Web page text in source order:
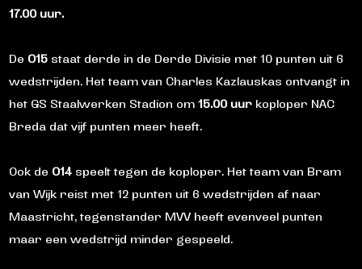
17.00 uur.
De O15staat derde in de Derde Divisie met 10 punten uit 6
wedstrijden. Het team van Charles Kazlauskas ontvangt in
het GS Staalwerken Stadion om 15.00 uur koploper NAC
Breda dat vijf punten meer heeft.
Ook de O14speelt tegen de koploper. Het team van Bram
van Wijk reist met 12 punten uit 6 wedstrijden af naar
Maastricht, tegenstander MVV heeft evenveel punten
maar een wedstrijd minder gespeeld.